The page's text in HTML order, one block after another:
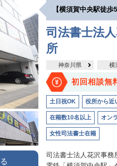
【横須賀中央駅徒
司法書士法
所
神奈川県 横
初回相談無
土日祝OK 役所から近
在籍数10名以上 オン
女性司法書士在籍
司法書士法人花沢事務